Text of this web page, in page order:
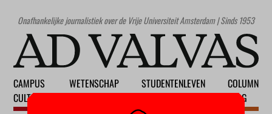
Onafhankelijke journalistiek over de Vrije Universiteit Amsterdam | Sinds 1953
CAMPUS
CULTUUR
WETENSCHAP
STUDENTENLEVEN
COLUMN
BLOG